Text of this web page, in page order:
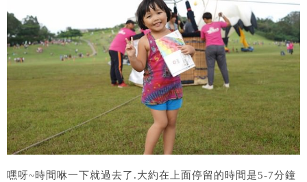
嘿呀~時間咻一下就過去了.大約在上面停留的時間是5-7分鐘